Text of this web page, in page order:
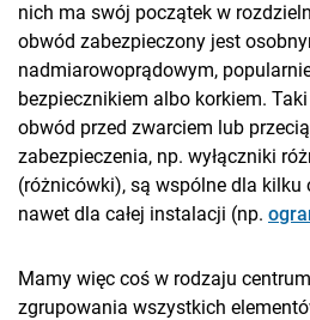
nich ma swój początek w
obwód zabezpieczony jest
nadmiarowoprądowym,
bezpiecznikiem albo korkiem.
obwód przed zwarciem lub
zabezpieczenia, np. wyłączniki
(różnicówki), są wspólne dla kilku
nawet dla całej instalacji (np.
Mamy więc coś w rodzaju
zgrupowania wszystkich